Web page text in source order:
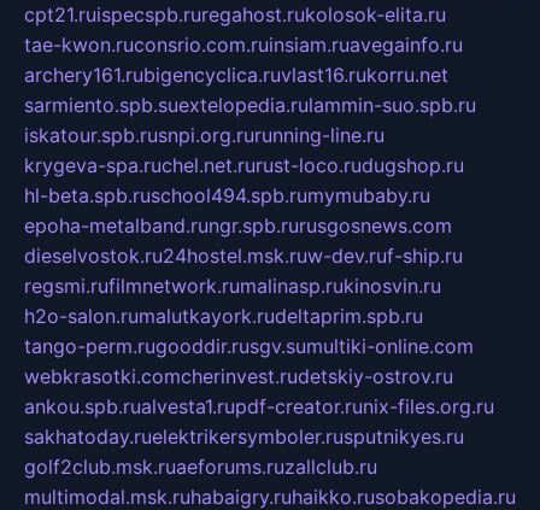
cpt21.ruispecspb.ruregahost.rukolosok-elita.ru
tae-kwon.ruconsrio.com.ruinsiam.ruavegainfo.ru
archery161.rubigencyclica.ruvlast16.rukorru.net
sarmiento.spb.suextelopedia.rulammin-suo.spb.ru
iskatour.spb.rusnpi.org.rurunning-line.ru
krygeva-spa.ruchel.net.rurust-loco.rudugshop.ru
hl-beta.spb.ruschool494.spb.rumymubaby.ru
epoha-metalband.rungr.spb.rurusgosnews.com
dieselvostok.ru24hostel.msk.ruw-dev.ruf-ship.ru
regsmi.rufilmnetwork.rumalinasp.rukinosvin.ru
h2o-salon.rumalutkayork.rudeltaprim.spb.ru
tango-perm.rugooddir.rusgv.sumultiki-online.com
webkrasotki.comcherinvest.rudetskiy-ostrov.ru
ankou.spb.rualvesta1.rupdf-creator.runix-files.org.ru
sakhatoday.ruelektrikersymboler.rusputnikyes.ru
golf2club.msk.ruaeforums.ruzallclub.ru
multimodal.msk.ruhabaigry.ruhaikko.rusobakopedia.ru